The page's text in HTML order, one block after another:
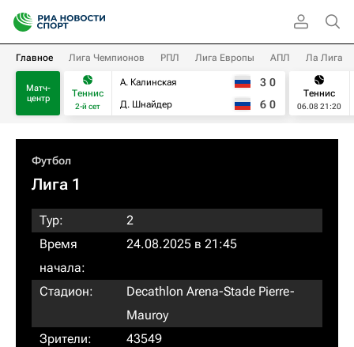
Главное Лига Чемпионов РПЛ Лига Европы АПЛ Ла Лига
Матч-
центр
Теннис
2-й сет
А. Калинская
Д. Шнайдер
3 0
6 0
Теннис
06.08 21:20
Футбол
Лига 1
Тур:
2
Время
начала:
24.08.2025 в 21:45
Стадион:
Decathlon Arena-Stade Pierre-
Mauroy
Зрители:
43549